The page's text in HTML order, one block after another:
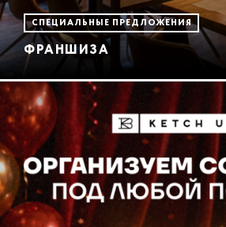
СПЕЦИАЛЬНЫЕ ПРЕДЛОЖЕНИЯ
ФРАНШИЗА